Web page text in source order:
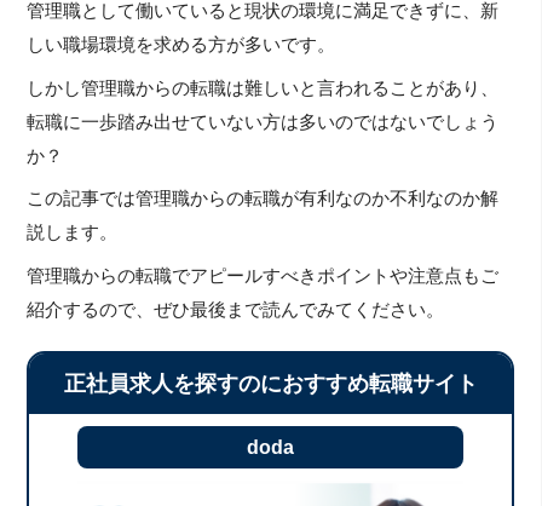
管理職として働いていると現状の環境に満足できずに、新
しい職場環境を求める方が多いです。
しかし管理職からの転職は難しいと言われることがあり、
転職に一歩踏み出せていない方は多いのではないでしょう
か？
この記事では管理職からの転職が有利なのか不利なのか解
説します。
管理職からの転職でアピールすべきポイントや注意点もご
紹介するので、ぜひ最後まで読んでみてください。
正社員求人を探すのにおすすめ転職サイト
doda